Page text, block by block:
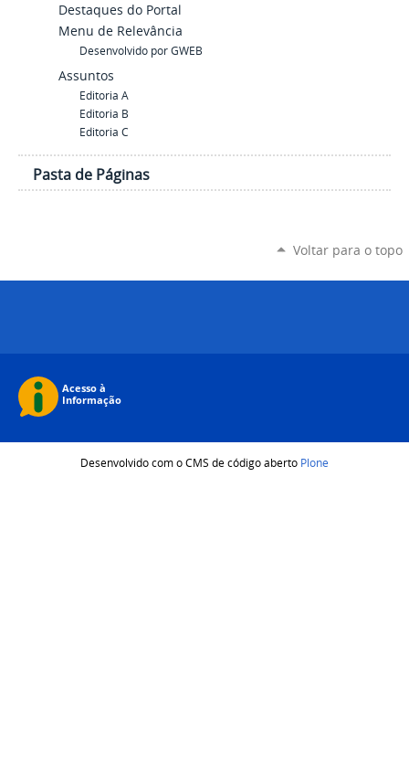
Destaques do Portal
Menu de Relevância
Desenvolvido por GWEB
Assuntos
Editoria A
Editoria B
Editoria C
Pasta de Páginas
Voltar para o topo
Desenvolvido com o CMS de código aberto Plone